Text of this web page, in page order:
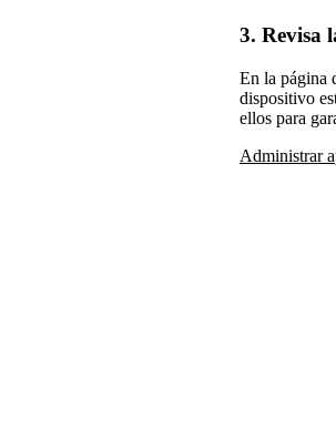
3. Revisa
En la página
dispositivo
ellos para
Administrar